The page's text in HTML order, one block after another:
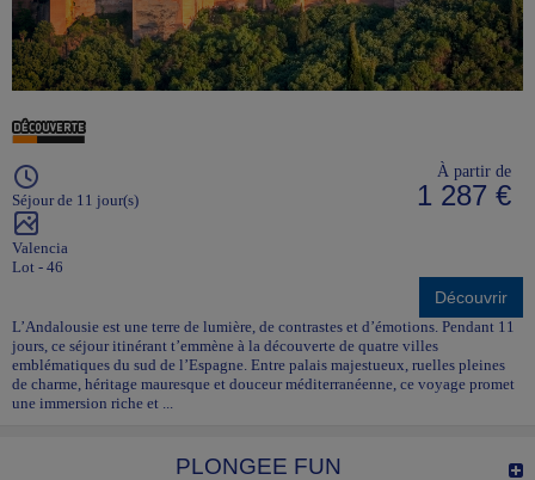
Séjour de 11 jour(s)
Valencia
Lot - 46
À partir de
1 287 €
Découvrir
L’Andalousie est une terre de lumière, de contrastes et d’émotions. Pendant 11
jours, ce séjour itinérant t’emmène à la découverte de quatre villes
emblématiques du sud de l’Espagne. Entre palais majestueux, ruelles pleines
de charme, héritage mauresque et douceur méditerranéenne, ce voyage promet
une immersion riche et ...
PLONGEE FUN